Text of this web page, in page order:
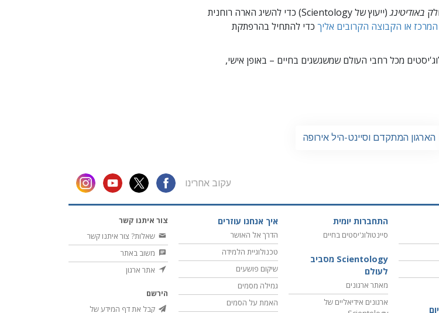
באודיטינג
(ייעוץ של Scientology) כדי להשיג הארה רוחנית
כדי להתחיל בהרפתקת
מכל רחבי העולם שמשגשגים בחיים – באופן אישי,
הארגון המתקדם וסיינט-היל אירופה
עקוב אחרינו
התחברות יומית
סיינטולוג'יסטים בחיים
Scientology מסביב
לעולם
מאתר ארגונים
ארגונים אידיאליים של
איך אנחנו עוזרים
הדרך אל האושר
טכנולוגיית הלמידה
שיקום פושעים
גמילה מסמים
האמת על הסמים
צור איתנו קשר
שאלות? צור איתנו קשר
משוב באתר
אתר ארגון
הירשם
קבל את דף המידע של